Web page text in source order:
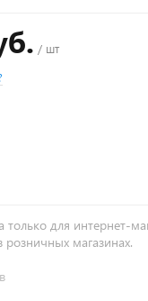
/ шт
только для интернет-
розничных магазинах.